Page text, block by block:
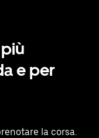
e per
la corsa.